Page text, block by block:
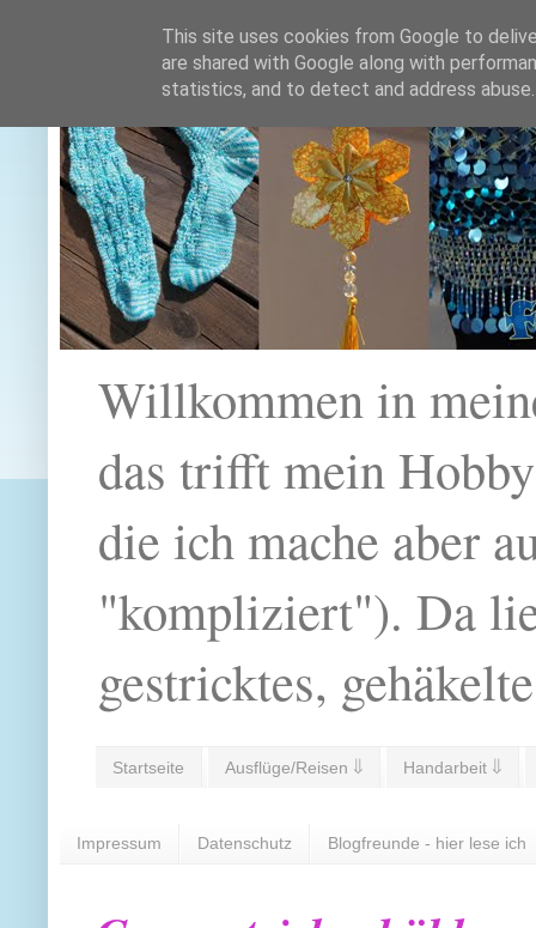
Willkommen in
das trifft mein
die ich mache aber
"kompliziert"). Da
gestricktes,
Startseite Ausflüge/Reisen ⇓ Handarbeit ⇓
Impressum Datenschutz Blogfreunde - hier lese ich
This site uses cookies from Google to
are shared with Google along with
statistics, and to detect and address abuse.